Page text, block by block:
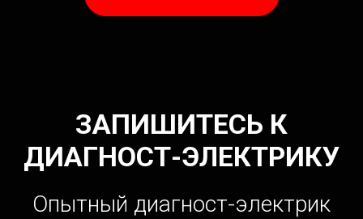
ЗАПИШИТЕСЬ К
ДИАГНОСТ-ЭЛЕКТРИКУ
Опытный диагност-электрик